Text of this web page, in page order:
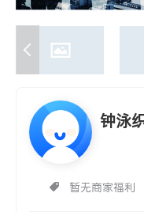
钟泳
NG,
暂无商家福利